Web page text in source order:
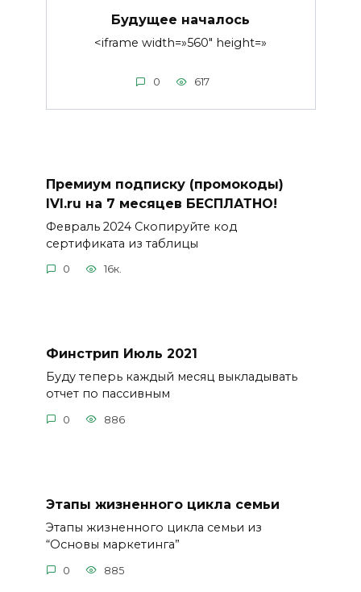
Будущее началось
<iframe width=»560″ height=»
0 617
Премиум подписку (промокоды)
IVI.ru на 7 месяцев БЕСПЛАТНО!
Февраль 2024 Скопируйте код
сертификата из таблицы
0 16к.
Финстрип Июль 2021
Буду теперь каждый месяц выкладывать
отчет по пассивным
0 886
Этапы жизненного цикла семьи
Этапы жизненного цикла семьи из
“Основы маркетинга”
0 885